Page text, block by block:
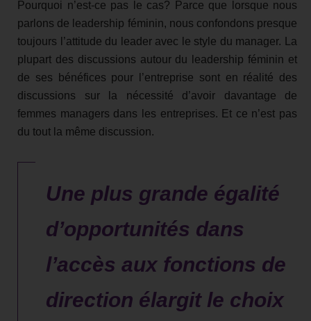
Pourquoi n’est-ce pas le cas? Parce que lorsque nous
parlons de leadership féminin, nous confondons presque
toujours l’attitude du leader avec le style du manager. La
plupart des discussions autour du leadership féminin et
de ses bénéfices pour l’entreprise sont en réalité des
discussions sur la nécessité d’avoir davantage de
femmes managers dans les entreprises. Et ce n’est pas
du tout la même discussion.
Une plus grande égalité
d’opportunités dans
l’accès aux fonctions de
direction élargit le choix